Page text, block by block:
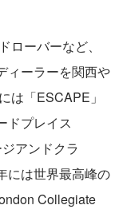
ーバーなど、
ィーラーを関西や
は「ESCAPE」
ドプレイス
アンドクラ
には世界最高峰の
Collegiate